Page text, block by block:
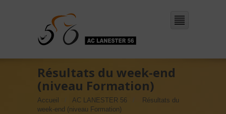
Résultats du week-end
(niveau Formation)
Accueil AC LANESTER 56
Résultats du
week-end (niveau Formation)